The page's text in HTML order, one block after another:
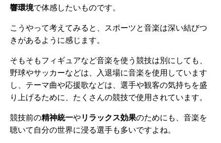
響環境で体感したいものです。
こうやって考えてみると、スポーツと音楽は深い結びつ
きがあるように感じます。
そもそもフィギュアなど音楽を使う競技は別にしても、
野球やサッカーなどは、入退場に音楽を使用しています
し、テーマ曲や応援歌などは、選手や観客の気持ちを盛
り上げるために、たくさんの競技で使用されています。
競技前の精神統一やリラックス効果のためにも、音楽を
聴いて自分の世界に浸る選手も多いですよね。